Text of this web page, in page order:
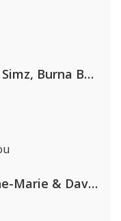
Coldplay ft. Little Simz, Burna Boy, Elyanna & Tini
Clean Bandit, Anne-Marie & David Guetta